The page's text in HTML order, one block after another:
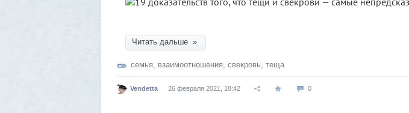
Читать дальше »
семья, взаимоотношения, свекровь, теща
Vendetta 26 февраля 2021, 18:42 0